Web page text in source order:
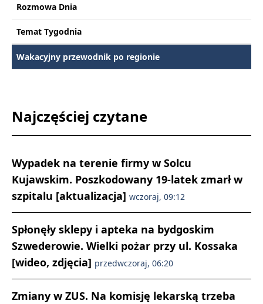
Rozmowa Dnia
Temat Tygodnia
Wakacyjny przewodnik po regionie
Najczęściej czytane
Wypadek na terenie firmy w Solcu
Kujawskim. Poszkodowany 19-latek zmarł w
szpitalu [aktualizacja] wczoraj, 09:12
Spłonęły sklepy i apteka na bydgoskim
Szwederowie. Wielki pożar przy ul. Kossaka
[wideo, zdjęcia] przedwczoraj, 06:20
Zmiany w ZUS. Na komisję lekarską trzeba